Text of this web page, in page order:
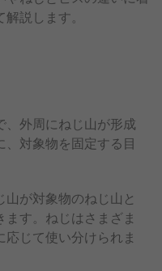
説します。
、外周にねじ山が形成
対象物を固定する目
が対象物のねじ山と
す。ねじはさまざま
じて使い分けられま